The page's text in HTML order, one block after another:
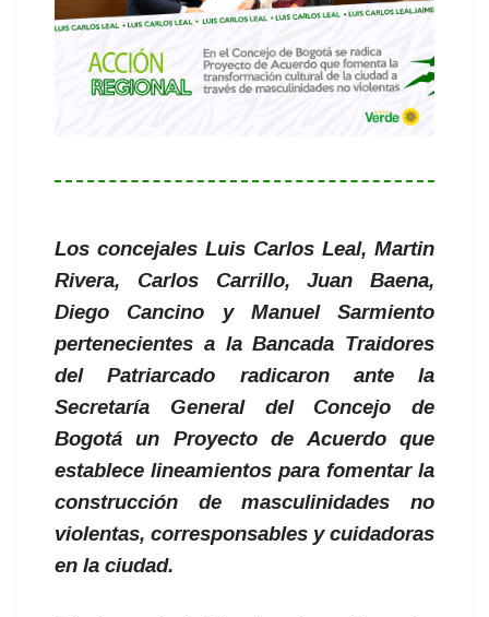
Los concejales Luis Carlos Leal, Martin
Rivera, Carlos Carrillo, Juan Baena,
Diego Cancino y Manuel Sarmiento
pertenecientes a la Bancada Traidores
del Patriarcado radicaron ante la
Secretaría General del Concejo de
Bogotá un Proyecto de Acuerdo que
establece lineamientos para fomentar la
construcción de masculinidades no
violentas, corresponsables y cuidadoras
en la ciudad.